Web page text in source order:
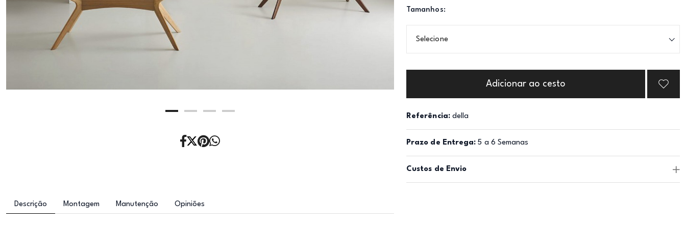
Tamanhos:
Selecione
Adicionar ao cesto
Referência: della
Prazo de Entrega: 5 a 6 Semanas
Custos de Envio
Descrição Montagem Manutenção Opiniões